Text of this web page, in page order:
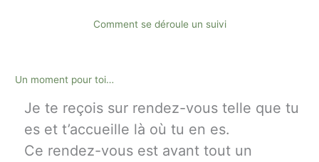
Comment se déroule un suivi
Un moment pour toi…
Je te reçois sur rendez-vous telle que tu
es et t’accueille là où tu en es.
Ce rendez-vous est avant tout un